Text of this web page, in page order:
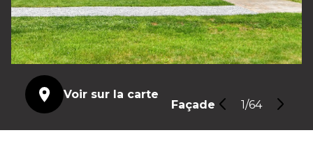
Voir sur la carte
Façade
1/64